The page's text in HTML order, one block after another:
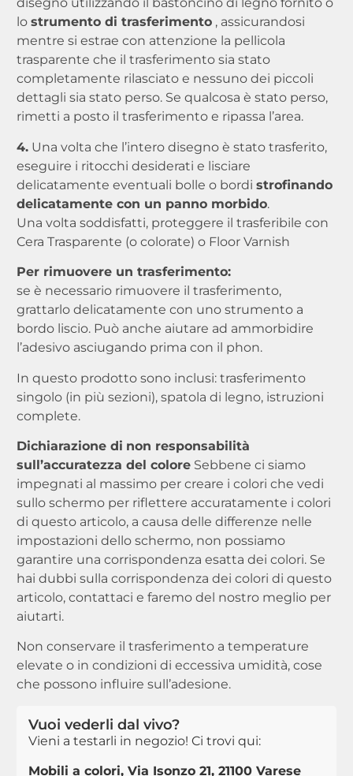
disegno utilizzando il bastoncino di legno fornito o
lo strumento di trasferimento, assicurandosi
mentre si estrae con attenzione la pellicola
trasparente che il trasferimento sia stato
completamente rilasciato e nessuno dei piccoli
dettagli sia stato perso. Se qualcosa è stato perso,
rimetti a posto il trasferimento e ripassa l’area.
4.Una volta che l’intero disegno è stato trasferito,
eseguire i ritocchi desiderati e lisciare
delicatamente eventuali bolle o bordi strofinando
delicatamente con un panno morbido.
Una volta soddisfatti, proteggere il trasferibile con
Cera Trasparente (o colorate) o Floor Varnish
Per rimuovere un trasferimento:
se è necessario rimuovere il trasferimento,
grattarlo delicatamente con uno strumento a
bordo liscio. Può anche aiutare ad ammorbidire
l’adesivo asciugando prima con il phon.
In questo prodotto sono inclusi: trasferimento
singolo (in più sezioni), spatola di legno, istruzioni
complete.
Dichiarazione di non responsabilità
sull’accuratezza del coloreSebbene ci siamo
impegnati al massimo per creare i colori che vedi
sullo schermo per riflettere accuratamente i colori
di questo articolo, a causa delle differenze nelle
impostazioni dello schermo, non possiamo
garantire una corrispondenza esatta dei colori. Se
hai dubbi sulla corrispondenza dei colori di questo
articolo, contattaci e faremo del nostro meglio per
aiutarti.
Non conservare il trasferimento a temperature
elevate o in condizioni di eccessiva umidità, cose
che possono influire sull’adesione.
Vuoi vederli dal vivo?
Vieni a testarli in negozio! Ci trovi qui:
Mobili a colori, Via Isonzo 21, 21100 Varese